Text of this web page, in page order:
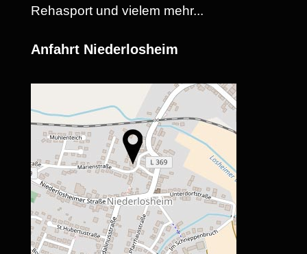
Rehasport und vielem mehr...
Anfahrt Niederlosheim